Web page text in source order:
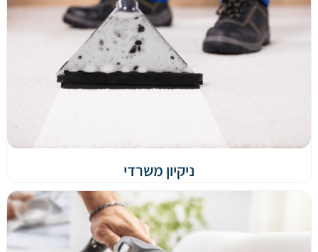
ניקיון משרדי